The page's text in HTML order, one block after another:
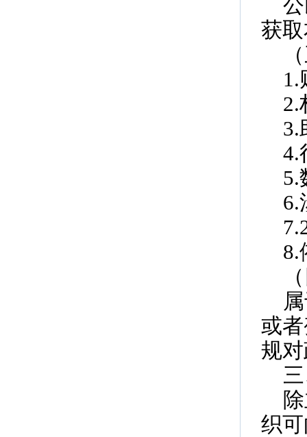
获
1.
2.
3.
4.
5.
6.
8.
或
规
织